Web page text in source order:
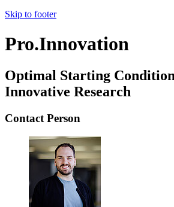
Skip to footer
Pro.Innovation
Optimal Starting
Innovative Research
Contact Person